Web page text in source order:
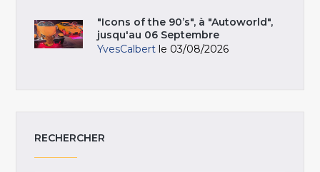
"Icons of the 90’s", à "Autoworld",
jusqu'au 06 Septembre
YvesCalbert le 03/08/2026
RECHERCHER